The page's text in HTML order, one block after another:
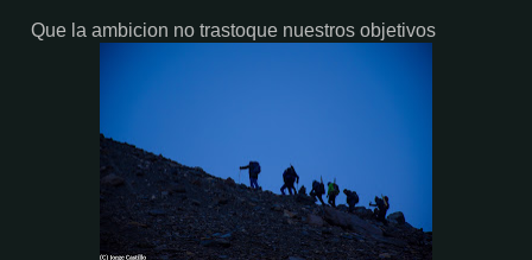
Que la ambicion no trastoque nuestros objetivos